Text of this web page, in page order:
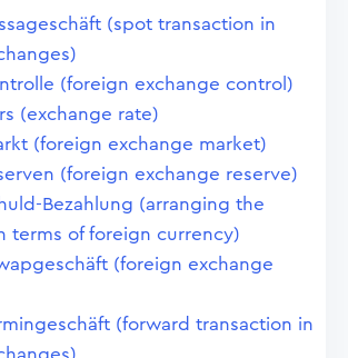
(spot transaction in
(foreign exchange control)
(exchange rate)
(foreign exchange market)
(foreign exchange reserve)
Bezahlung (arranging the
terms of foreign currency)
(foreign exchange
(forward transaction in